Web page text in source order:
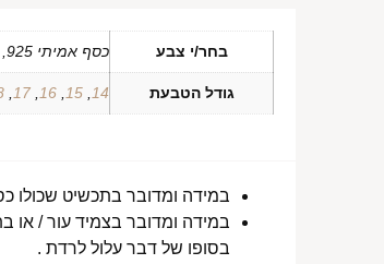
בחר/י צבע כסף אמיתי 925, ציפוי זהב, ציפוי זהב אדום
גודל הטבעת 14
15
16
17
במידה ומדובר בתכשיט שכולו כסף אמיתי 925 או סטיינלס סטיל ללא ציפוי, התכשיט עמיד למים
במידה ומדובר בצמיד עור / או
בסופו של דבר עלול לרדת .